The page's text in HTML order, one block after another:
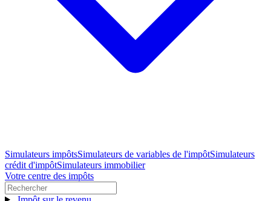
Simulateurs impôtsSimulateurs de variables de l'impôtSimulateurs
crédit d'impôtSimulateurs immobilier
Votre centre des impôts